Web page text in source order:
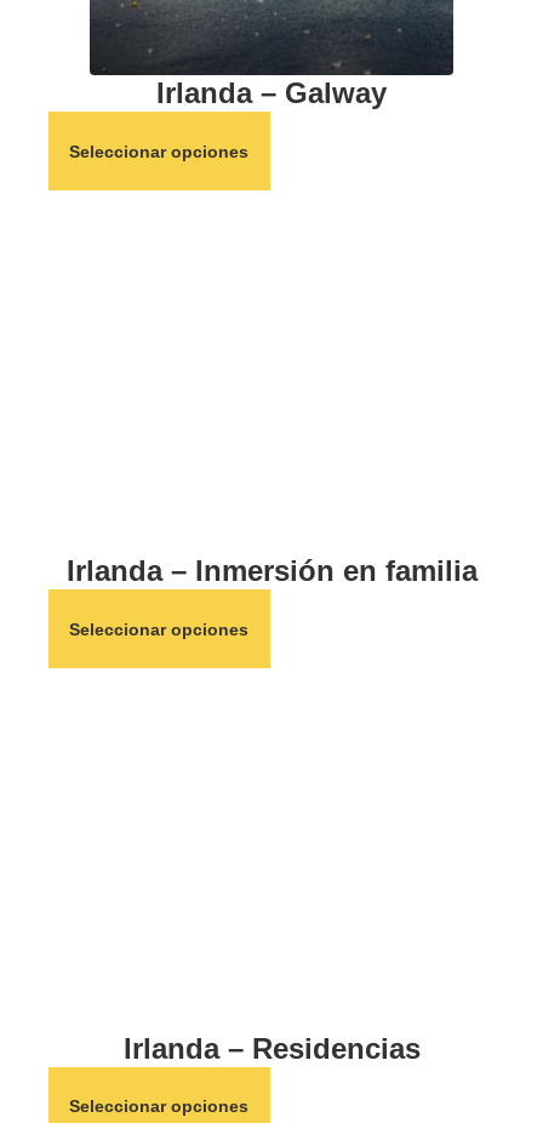
Irlanda – Galway
Seleccionar opciones
Irlanda – Inmersión en familia
Seleccionar opciones
Irlanda – Residencias
Seleccionar opciones